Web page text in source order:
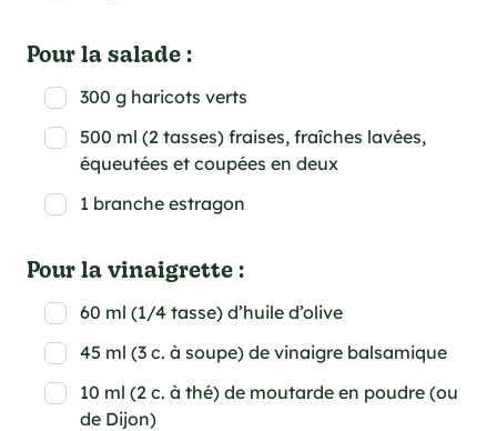
Pour la salade :
300 g haricots verts
500 ml (2 tasses) fraises, fraîches lavées,
équeutées et coupées en deux
1 branche estragon
Pour la vinaigrette :
60 ml (1/4 tasse) d’huile d’olive
45 ml (3 c. à soupe) de vinaigre balsamique
10 ml (2 c. à thé) de moutarde en poudre (ou
de Dijon)